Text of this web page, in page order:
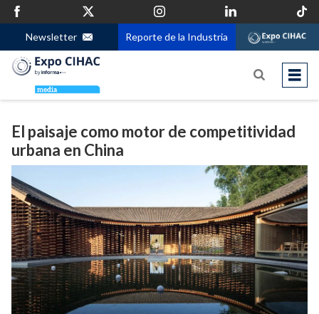
Newsletter Reporte de la Industria
El paisaje como motor de competitividad
urbana en China